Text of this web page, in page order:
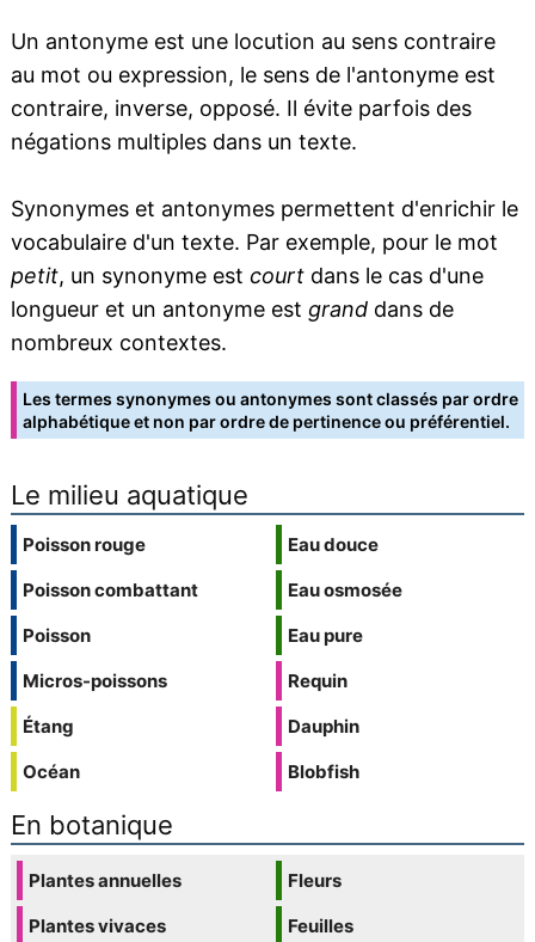
Un antonyme est une locution au sens contraire
au mot ou expression, le sens de l'antonyme est
contraire, inverse, opposé. Il évite parfois des
négations multiples dans un texte.
Synonymes et antonymes permettent d'enrichir le
vocabulaire d'un texte. Par exemple, pour le mot
petit, un synonyme est courtdans le cas d'une
longueur et un antonyme est granddans de
nombreux contextes.
Les termes synonymes ou antonymes sont classés par ordre
alphabétique et non par ordre de pertinence ou préférentiel.
Le milieu aquatique
Poisson rouge
Poisson combattant
Poisson
Micros-poissons
Étang
Océan
Eau douce
Eau osmosée
Eau pure
Requin
Dauphin
Blobfish
En botanique
Plantes annuelles
Plantes vivaces
Fleurs
Feuilles